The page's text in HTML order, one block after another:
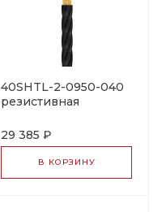
40SHTL-2-0950-040
резистивная
секция
29 385 ₽
В КОРЗИНУ